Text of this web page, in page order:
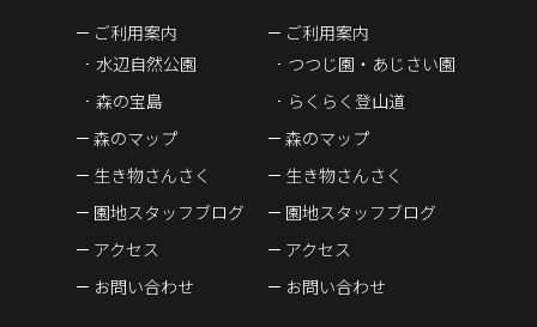
ご利用案内
水辺自然公園
森の宝島
森のマップ
生き物さんさく
園地スタッフブログ
アクセス
お問い合わせ
ご利用案内
つつじ園・あじさい園
らくらく登山道
森のマップ
生き物さんさく
園地スタッフブログ
アクセス
お問い合わせ